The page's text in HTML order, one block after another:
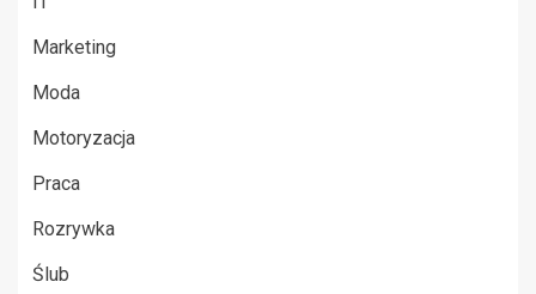
Marketing
Moda
Motoryzacja
Praca
Rozrywka
Ślub